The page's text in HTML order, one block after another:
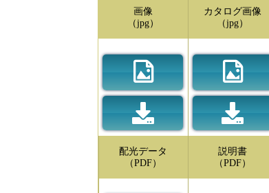
画像
（jpg）
カタログ画像
（jpg）
配光データ
（PDF）
説明書
（PDF）